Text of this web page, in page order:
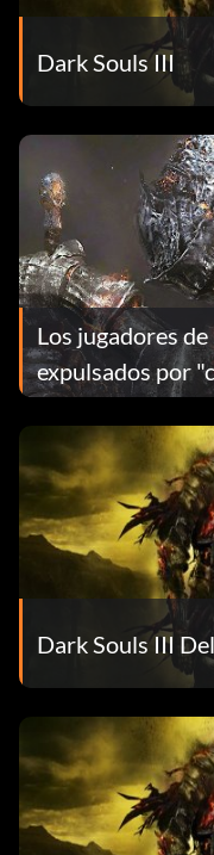
Dark Souls III
Los jugadores
expulsados por
desconocidos"
Dark Souls III